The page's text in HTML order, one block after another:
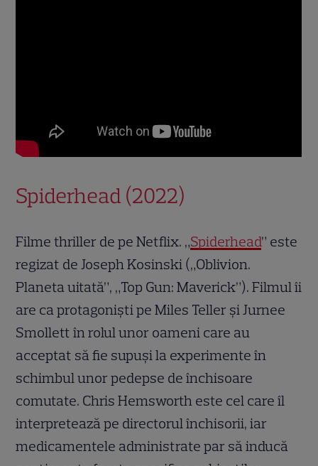
Spiderhead (2022)
Filme thriller de pe Netflix. „Spiderhead” este
regizat de Joseph Kosinski („Oblivion.
Planeta uitată”, „Top Gun: Maverick”). Filmul îi
are ca protagoniști pe Miles Teller și Jurnee
Smollett în rolul unor oameni care au
acceptat să fie supuși la experimente în
schimbul unor pedepse de închisoare
comutate. Chris Hemsworth este cel care îl
interpretează pe directorul închisorii, iar
medicamentele administrate par să inducă